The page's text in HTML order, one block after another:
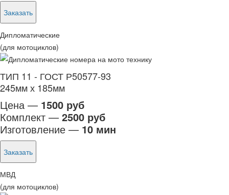
Заказать
Дипломатические
(для мотоциклов)
ТИП 11 - ГОСТ Р50577-93
245мм х 185мм
Цена — 1500 руб
Комплект — 2500 руб
Изготовление — 10 мин
Заказать
МВД
(для мотоциклов)